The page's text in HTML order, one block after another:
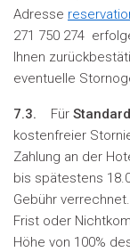
Adresse
271 750 274
Ihnen
eventuelle
7.3. Für
kostenfreier
Zahlung an der
bis spätestens
Gebühr
Frist oder
Höhe von 100%